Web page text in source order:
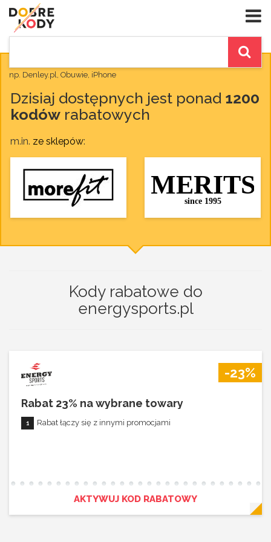
np. Denley.pl, Obuwie, iPhone
Dzisiaj dostępnych jest ponad 1200
kodów rabatowych
m.in. ze sklepów:
Kody rabatowe do
energysports.pl
-23%
Rabat 23% na wybrane towary
Rabat łączy się z innymi promocjami
AKTYWUJ KOD RABATOWY